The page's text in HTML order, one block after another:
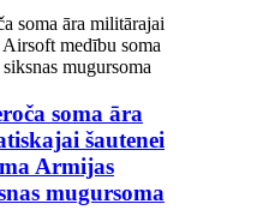
soma āra
šautenei
Armijas
mugursoma